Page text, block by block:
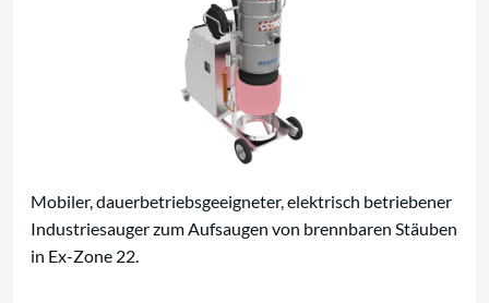
Mobiler, dauerbetriebsgeeigneter, elektrisch betriebener
Industriesauger zum Aufsaugen von brennbaren Stäuben
in Ex-Zone 22.